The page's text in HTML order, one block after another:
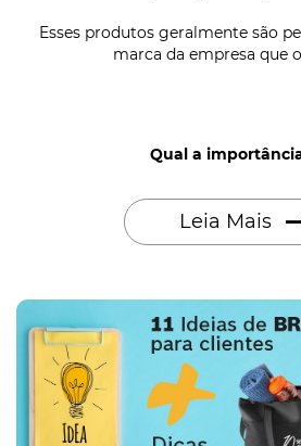
Esses produtos geralmente são
marca da empresa que
Qual a
Leia Mais